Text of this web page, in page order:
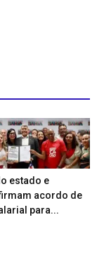
estado e
acordo de
para...